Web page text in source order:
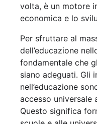
volta, è un motore
economica e lo
Per sfruttare al
dell’educazione
fondamentale che
siano adeguati. Gli
nell’educazione
accesso universale
Questo significa